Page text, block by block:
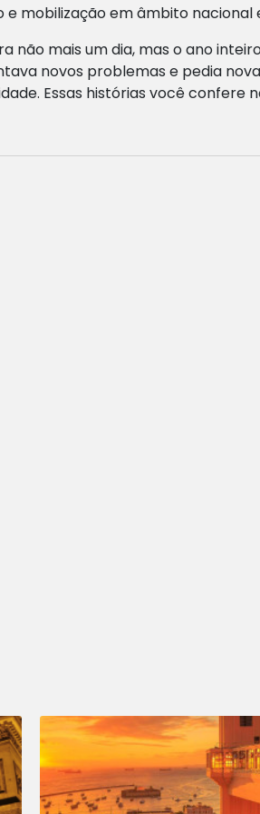
mobilização em âmbito nacional
não mais um dia, mas o ano
novos problemas e pedia
Essas histórias você confere